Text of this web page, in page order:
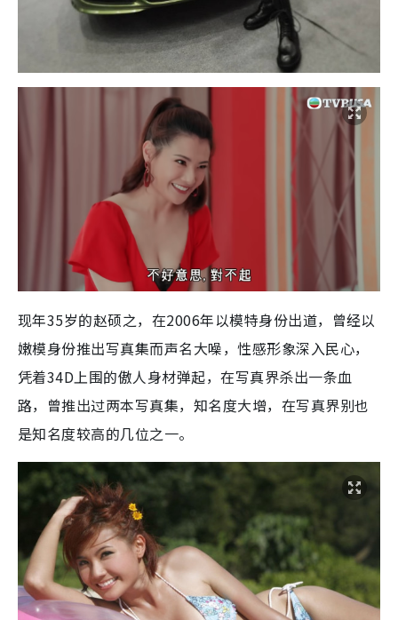
现年35岁的赵硕之，在2006年以模特身份出道，曾经以
嫩模身份推出写真集而声名大噪，性感形象深入民心，
凭着34D上围的傲人身材弹起，在写真界杀出一条血
路，曾推出过两本写真集，知名度大增，在写真界别也
是知名度较高的几位之一。